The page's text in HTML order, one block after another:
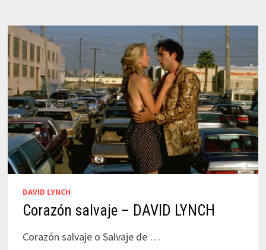
DAVID LYNCH
Corazón salvaje – DAVID LYNCH
Corazón salvaje o Salvaje de …